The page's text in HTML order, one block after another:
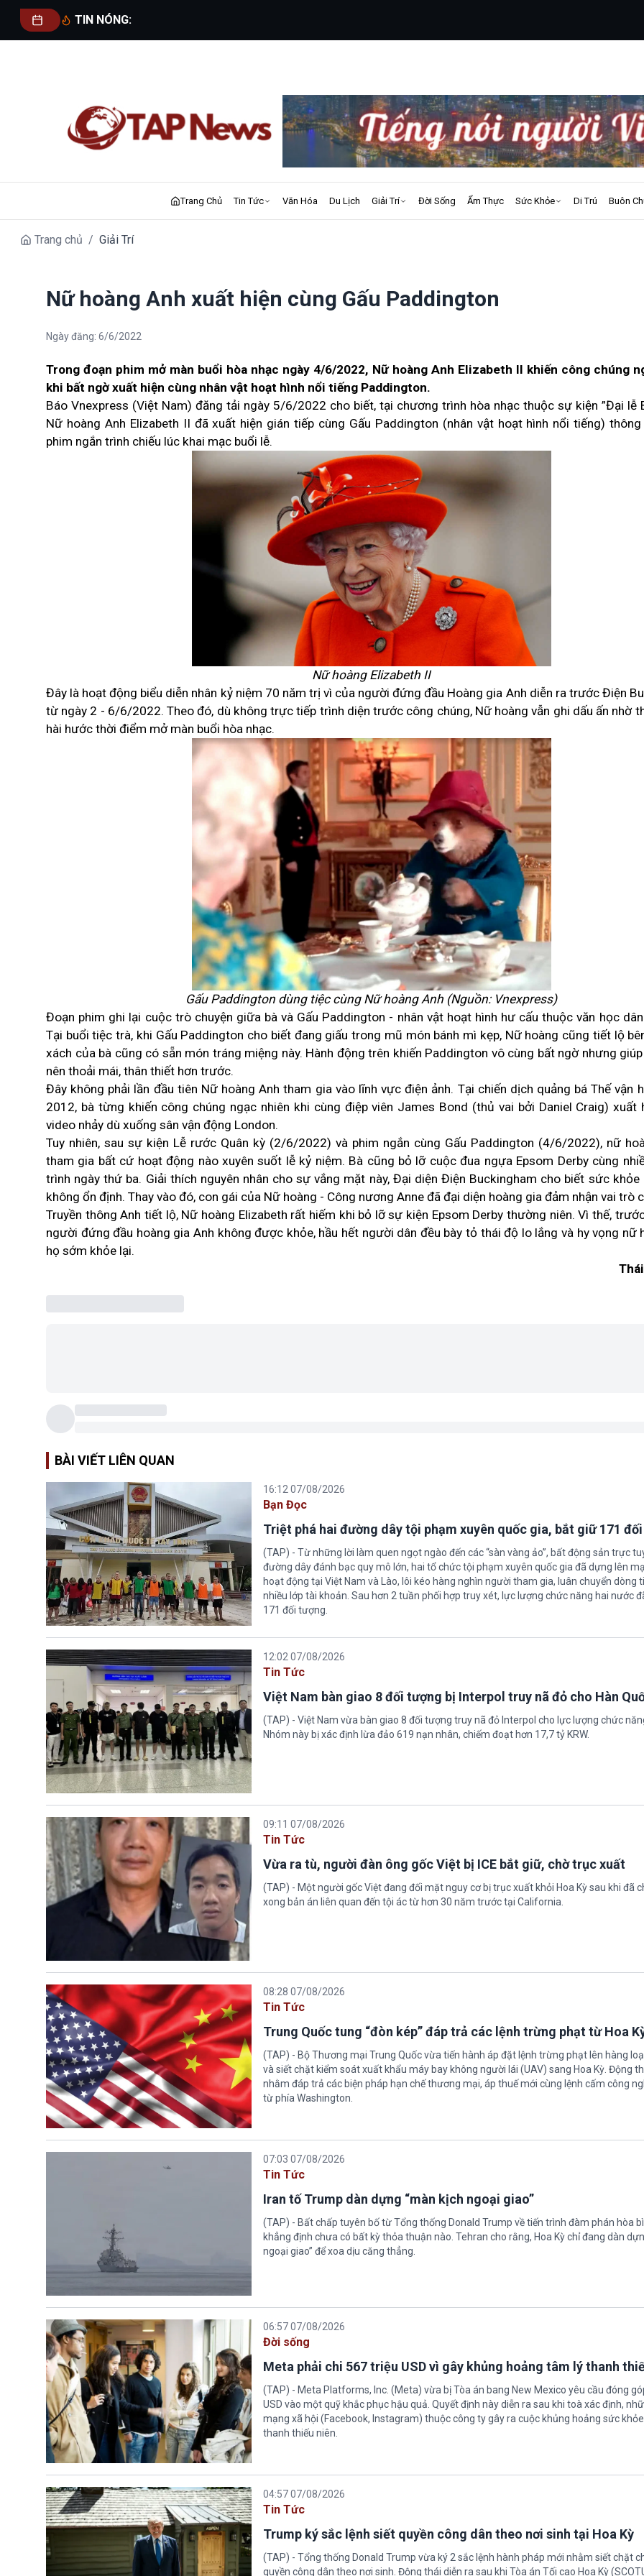
TIN NÓNG:
Trang Chủ Tin Tức Văn Hóa Du Lịch Giải Trí Đời Sống Ẩm Thực Sức Khỏe Di Trú Buôn
Trang chủ / Giải Trí
Nữ hoàng Anh xuất hiện cùng Gấu Paddington
Ngày đăng: 6/6/2022
Trong đoạn phim mở màn buổi hòa nhạc ngày 4/6/2022, Nữ hoàng Anh Elizabeth II khiến công chúng
khi bất ngờ xuất hiện cùng nhân vật hoạt hình nổi tiếng Paddington.
Báo Vnexpress (Việt Nam) đăng tải ngày 5/6/2022 cho biết, tại chương trình hòa nhạc thuộc sự kiện ”Đại lễ
Nữ hoàng Anh Elizabeth II đã xuất hiện gián tiếp cùng Gấu Paddington (nhân vật hoạt hình nổi tiếng)
phim ngắn trình chiếu lúc khai mạc buổi lễ.
Nữ hoàng Elizabeth II
Đây là hoạt động biểu diễn nhân kỷ niệm 70 năm trị vì của người đứng đầu Hoàng gia Anh diễn ra trước Điện
từ ngày 2 - 6/6/2022. Theo đó, dù không trực tiếp trình diện trước công chúng, Nữ hoàng vẫn ghi dấu ấn nhờ
hài hước thời điểm mở màn buổi hòa nhạc.
Gấu Paddington dùng tiệc cùng Nữ hoàng Anh (Nguồn: Vnexpress)
Đoạn phim ghi lại cuộc trò chuyện giữa bà và Gấu Paddington - nhân vật hoạt hình hư cấu thuộc văn học
Tại buổi tiệc trà, khi Gấu Paddington cho biết đang giấu trong mũ món bánh mì kẹp, Nữ hoàng cũng tiết lộ
xách của bà cũng có sẵn món tráng miệng này. Hành động trên khiến Paddington vô cùng bất ngờ nhưng
nên thoải mái, thân thiết hơn trước.
Đây không phải lần đầu tiên Nữ hoàng Anh tham gia vào lĩnh vực điện ảnh. Tại chiến dịch quảng bá Thế vận
2012, bà từng khiến công chúng ngạc nhiên khi cùng điệp viên James Bond (thủ vai bởi Daniel Craig) xuất
video nhảy dù xuống sân vận động London.
Tuy nhiên, sau sự kiện Lễ rước Quân kỳ (2/6/2022) và phim ngắn cùng Gấu Paddington (4/6/2022), nữ
tham gia bất cứ hoạt động nào xuyên suốt lễ kỷ niệm. Bà cũng bỏ lỡ cuộc đua ngựa Epsom Derby cùng
trình ngày thứ ba. Giải thích nguyên nhân cho sự vắng mặt này, Đại diện Điện Buckingham cho biết sức khỏe
không ổn định. Thay vào đó, con gái của Nữ hoàng - Công nương Anne đã đại diện hoàng gia đảm nhận vai trò
Truyền thông Anh tiết lộ, Nữ hoàng Elizabeth rất hiếm khi bỏ lỡ sự kiện Epsom Derby thường niên. Vì thế,
người đứng đầu hoàng gia Anh không được khỏe, hầu hết người dân đều bày tỏ thái độ lo lắng và hy vọng nữ
họ sớm khỏe lại.
BÀI VIẾT LIÊN QUAN
16:12 07/08/2026
Bạn Đọc
Triệt phá hai đường dây tội phạm xuyên quốc gia, bắt giữ 171
(TAP) - Từ những lời làm quen ngọt ngào đến các “sàn vàng ảo”, bất động sản trực
đường dây đánh bạc quy mô lớn, hai tổ chức tội phạm xuyên quốc gia đã dựng lên
hoạt động tại Việt Nam và Lào, lôi kéo hàng nghìn người tham gia, luân chuyển dòng
nhiều lớp tài khoản. Sau hơn 2 tuần phối hợp truy xét, lực lượng chức năng hai nước
171 đối tượng.
12:02 07/08/2026
Tin Tức
Việt Nam bàn giao 8 đối tượng bị Interpol truy nã đỏ cho Hàn
(TAP) - Việt Nam vừa bàn giao 8 đối tượng truy nã đỏ Interpol cho lực lượng chức
Nhóm này bị xác định lừa đảo 619 nạn nhân, chiếm đoạt hơn 17,7 tỷ KRW.
09:11 07/08/2026
Tin Tức
Vừa ra tù, người đàn ông gốc Việt bị ICE bắt giữ, chờ trục xuất
(TAP) - Một người gốc Việt đang đối mặt nguy cơ bị trục xuất khỏi Hoa Kỳ sau khi đã
xong bản án liên quan đến tội ác từ hơn 30 năm trước tại California.
08:28 07/08/2026
Tin Tức
Trung Quốc tung “đòn kép” đáp trả các lệnh trừng phạt từ Hoa
(TAP) - Bộ Thương mại Trung Quốc vừa tiến hành áp đặt lệnh trừng phạt lên hàng
và siết chặt kiểm soát xuất khẩu máy bay không người lái (UAV) sang Hoa Kỳ. Động
nhằm đáp trả các biện pháp hạn chế thương mại, áp thuế mới cùng lệnh cấm công
từ phía Washington.
07:03 07/08/2026
Tin Tức
Iran tố Trump dàn dựng “màn kịch ngoại giao”
(TAP) - Bất chấp tuyên bố từ Tổng thống Donald Trump về tiến trình đàm phán hòa
khẳng định chưa có bất kỳ thỏa thuận nào. Tehran cho rằng, Hoa Kỳ chỉ đang dàn
ngoại giao” để xoa dịu căng thẳng.
06:57 07/08/2026
Đời sống
Meta phải chi 567 triệu USD vì gây khủng hoảng tâm lý thanh
(TAP) - Meta Platforms, Inc. (Meta) vừa bị Tòa án bang New Mexico yêu cầu đóng
USD vào một quỹ khắc phục hậu quả. Quyết định này diễn ra sau khi toà xác định,
mạng xã hội (Facebook, Instagram) thuộc công ty gây ra cuộc khủng hoảng sức
thanh thiếu niên.
04:57 07/08/2026
Tin Tức
Trump ký sắc lệnh siết quyền công dân theo nơi sinh tại Hoa Kỳ
(TAP) - Tổng thống Donald Trump vừa ký 2 sắc lệnh hành pháp mới nhằm siết chặt
quyền công dân theo nơi sinh. Động thái diễn ra sau khi Tòa án Tối cao Hoa Kỳ